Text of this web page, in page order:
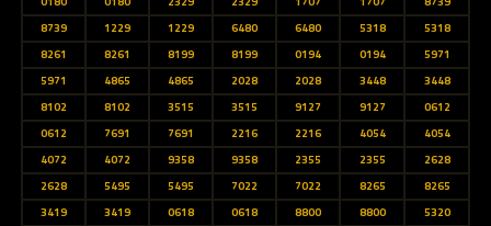
8739
1229 1229 6480 6480 5318
5318
8261
8261 8199 8199 0194 0194
5971
5971
4865 4865 2028 2028 3448
3448
8102
8102 3515 3515 9127 9127
0612
0612
7691 7691 2216 2216 4054
4054
4072
4072 9358 9358 2355 2355
2628
2628
5495 5495 7022 7022 8265
8265
3419
3419 0618 0618 8800 8800
5320